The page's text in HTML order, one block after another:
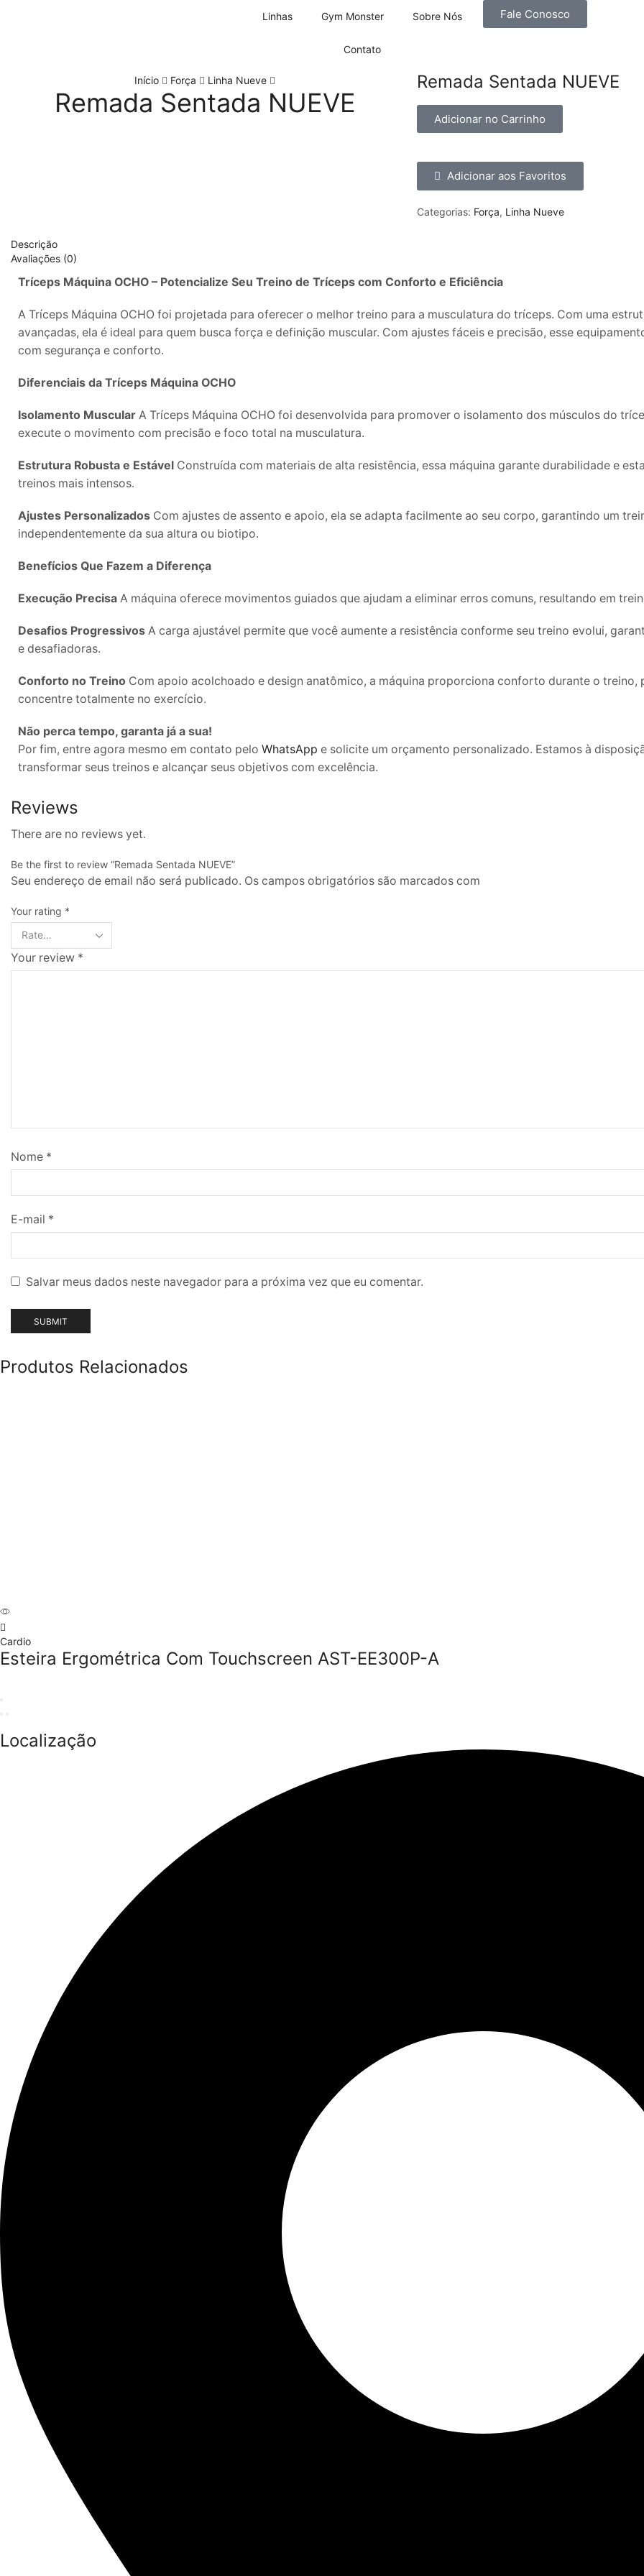
Linhas Gym Monster Sobre Nós
Contato
Fale Conosco
Início Força Linha Nueve
Remada Sentada NUEVE
Remada Sentada NUEVE
Adicionar no Carrinho
Adicionar aos Favoritos
Categorias: Força, Linha Nueve
Descrição
Avaliações (0)
Tríceps Máquina OCHO – Potencialize Seu Treino de Tríceps com Conforto e Eficiência
A Tríceps Máquina OCHO foi projetada para oferecer o melhor treino para a musculatura do tríceps. Com uma
avançadas, ela é ideal para quem busca força e definição muscular. Com ajustes fáceis e precisão, esse
com segurança e conforto.
Diferenciais da Tríceps Máquina OCHO
Isolamento Muscular A Tríceps Máquina OCHO foi desenvolvida para promover o isolamento dos músculos do
execute o movimento com precisão e foco total na musculatura.
Estrutura Robusta e Estável Construída com materiais de alta resistência, essa máquina garante durabilidade e
treinos mais intensos.
Ajustes Personalizados Com ajustes de assento e apoio, ela se adapta facilmente ao seu corpo, garantindo um
independentemente da sua altura ou biotipo.
Benefícios Que Fazem a Diferença
Execução Precisa A máquina oferece movimentos guiados que ajudam a eliminar erros comuns, resultando em
Desafios Progressivos A carga ajustável permite que você aumente a resistência conforme seu treino evolui,
e desafiadoras.
Conforto no Treino Com apoio acolchoado e design anatômico, a máquina proporciona conforto durante o treino,
concentre totalmente no exercício.
Não perca tempo, garanta já a sua!
Por fim, entre agora mesmo em contato pelo WhatsApp e solicite um orçamento personalizado. Estamos à
transformar seus treinos e alcançar seus objetivos com excelência.
Reviews
There are no reviews yet.
Be the first to review “Remada Sentada NUEVE”
Seu endereço de email não será publicado. Os campos obrigatórios são marcados com
Your rating *
Your review *
Nome *
E-mail *
Salvar meus dados neste navegador para a próxima vez que eu comentar.
Produtos Relacionados
Cardio
Esteira Ergométrica Com Touchscreen AST-EE300P-A
Localização